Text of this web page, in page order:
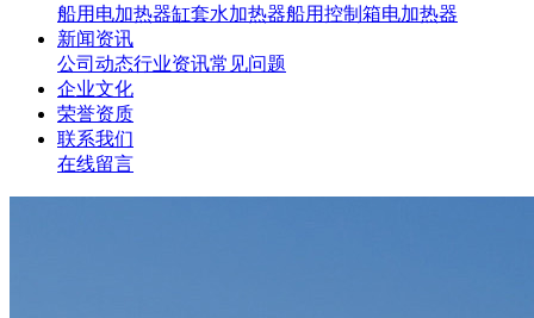
船用电加热器缸套水加热器船用控制箱电加热器
新闻资讯
公司动态行业资讯常见问题
企业文化
荣誉资质
联系我们
在线留言